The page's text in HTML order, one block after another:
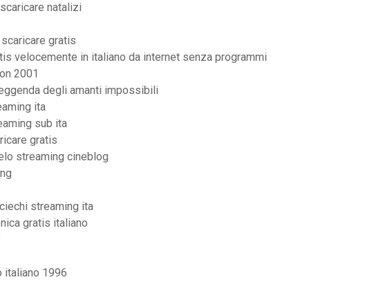
natalizi
gratis
velocemente in italiano da internet senza programmi
2001
degli amanti impossibili
ita
sub ita
gratis
streaming cineblog
streaming ita
gratis italiano
italiano 1996